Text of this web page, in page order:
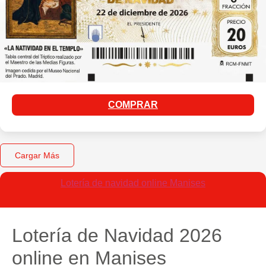
COMPRAR
Cargar Más
Lotería de navidad online Manises
Lotería de Navidad 2026
online en Manises